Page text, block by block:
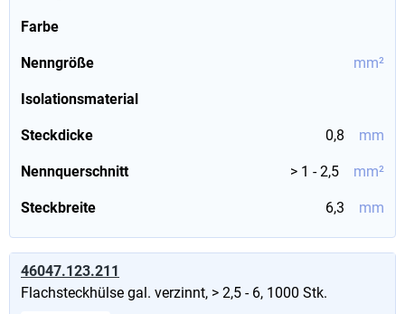
Farbe
Nenngröße mm²
Isolationsmaterial
Steckdicke 0,8 mm
Nennquerschnitt > 1 - 2,5 mm²
Steckbreite 6,3 mm
46047.123.211
Flachsteckhülse gal. verzinnt, > 2,5 - 6, 1000 Stk.